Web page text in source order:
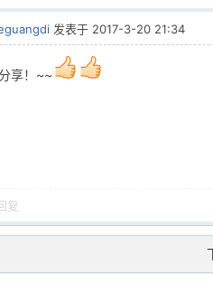
发表于 2017-3-20 21:34
享！~~
复